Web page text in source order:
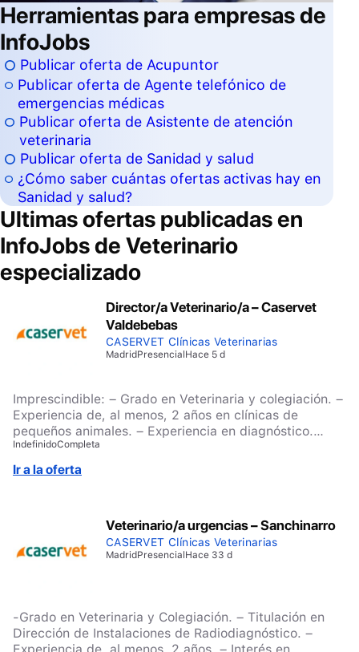
Herramientas para empresas de
InfoJobs
Publicar oferta de Acupuntor
Publicar oferta de Agente telefónico de
emergencias médicas
Publicar oferta de Asistente de atención
veterinaria
Publicar oferta de Sanidad y salud
¿Cómo saber cuántas ofertas activas hay en
Sanidad y salud?
Ultimas ofertas publicadas en
InfoJobs de Veterinario
especializado
Director/a Veterinario/a – Caservet
Valdebebas
CASERVET Clínicas Veterinarias
MadridPresencialHace 5 d
Imprescindible: – Grado en Veterinaria y colegiación. –
Experiencia de, al menos, 2 años en clínicas de
pequeños animales. – Experiencia en diagnóstico.
Valorable: – Postgrado de especialización. –
Experiencia en la gestión de clínica veterinaria. –
Persona resolutiva, eficaz y con autonomía. – Buen
oportunidades, impulsando el desarrollo del talento de
las personas en función exclusivamente de sus
capacidades y competencias para el desempeño de
¡Inscríbete ahora y crezcamos juntos! #TeamHelvetia
#BuscamosTuTalento #PreparadosParaTi
IndefinidoCompleta
Ir a la oferta
Veterinario/a urgencias – Sanchinarro
CASERVET Clínicas Veterinarias
MadridPresencialHace 33 d
-Grado en Veterinaria y Colegiación. – Titulación en
Dirección de Instalaciones de Radiodiagnóstico. –